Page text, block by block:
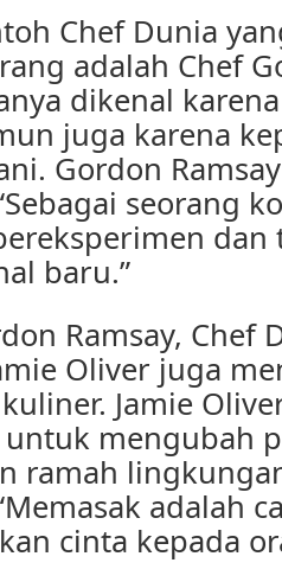
Chef Dunia
adalah Chef
dikenal
juga karena
Gordon
seorang
baru.”
Ramsay, Chef
Oliver juga
Jamie
mengubah
ramah
adalah
cinta kepada